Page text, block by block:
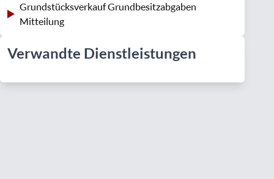
Grundstücksverkauf Grundbesitzabgaben
Mitteilung
Verwandte Dienstleistungen